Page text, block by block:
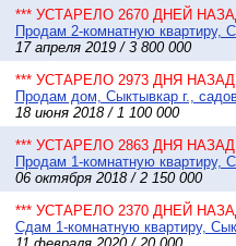
*** УСТАРЕЛО 2670 ДНЕЙ
Продам 2-комнатную квартиру,
17 апреля 2019 / 3 800 000
*** УСТАРЕЛО 2973 ДНЯ НАЗАД
Продам дом, Сыктывкар г.,
18 июня 2018 / 1 100 000
*** УСТАРЕЛО 2863 ДНЯ НАЗАД
Продам 1-комнатную квартиру,
06 октября 2018 / 2 150 000
*** УСТАРЕЛО 2370 ДНЕЙ
Сдам 1-комнатную квартиру,